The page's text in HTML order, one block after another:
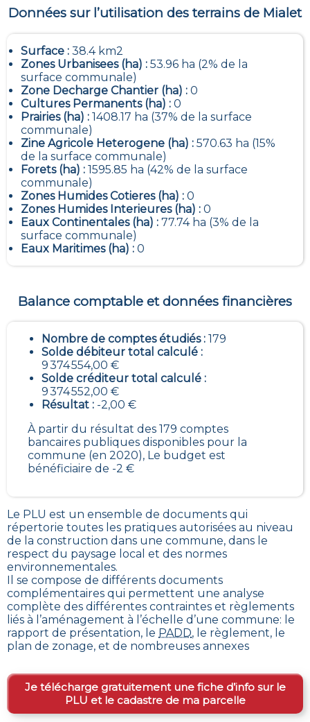
Données sur l’utilisation des terrains de Mialet
Surface : 38.4 km2
Zones Urbanisees (ha) : 53.96 ha (2% de la
surface communale)
Zone Decharge Chantier (ha) : 0
Cultures Permanents (ha) : 0
Prairies (ha) : 1408.17 ha (37% de la surface
communale)
Zine Agricole Heterogene (ha) : 570.63 ha (15%
de la surface communale)
Forets (ha) : 1595.85 ha (42% de la surface
communale)
Zones Humides Cotieres (ha) : 0
Zones Humides Interieures (ha) : 0
Eaux Continentales (ha) : 77.74 ha (3% de la
surface communale)
Eaux Maritimes (ha) : 0
Balance comptable et données financières
Nombre de comptes étudiés : 179
Solde débiteur total calculé :
9 374 554,00 €
Solde créditeur total calculé :
9 374 552,00 €
Résultat : -2,00 €
À partir du résultat des 179 comptes
bancaires publiques disponibles pour la
commune (en 2020), Le budget est
bénéficiaire de -2 €
Le PLU est un ensemble de documents qui
répertorie toutes les pratiques autorisées au niveau
de la construction dans une commune, dans le
respect du paysage local et des normes
environnementales.
Il se compose de différents documents
complémentaires qui permettent une analyse
complète des différentes contraintes et règlements
liés à l’aménagement à l’échelle d’une commune: le
rapport de présentation, le PADD, le règlement, le
plan de zonage, et de nombreuses annexes
Je télécharge gratuitement une fiche d’info sur le
PLU et le cadastre de ma parcelle